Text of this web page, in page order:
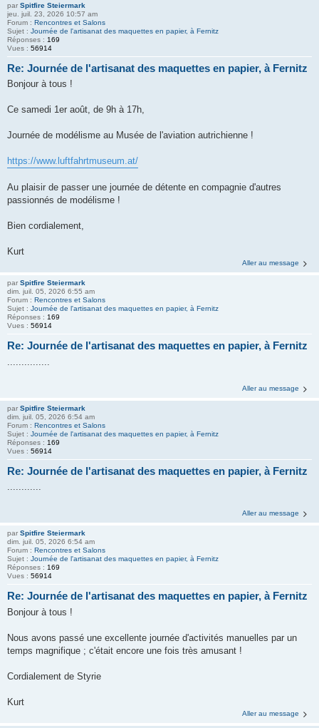
par Spitfire Steiermark
jeu. juil. 23, 2026 10:57 am
Forum : Rencontres et Salons
Sujet : Journée de l'artisanat des maquettes en papier, à Fernitz
Réponses : 169
Vues : 56914
Re: Journée de l'artisanat des maquettes en papier, à Fernitz
Bonjour à tous !
Ce samedi 1er août, de 9h à 17h,
Journée de modélisme au Musée de l'aviation autrichienne !
https://www.luftfahrtmuseum.at/
Au plaisir de passer une journée de détente en compagnie d'autres
passionnés de modélisme !
Bien cordialement,
Kurt
Aller au message
par Spitfire Steiermark
dim. juil. 05, 2026 6:55 am
Forum : Rencontres et Salons
Sujet : Journée de l'artisanat des maquettes en papier, à Fernitz
Réponses : 169
Vues : 56914
Re: Journée de l'artisanat des maquettes en papier, à Fernitz
Aller au message
par Spitfire Steiermark
dim. juil. 05, 2026 6:54 am
Forum : Rencontres et Salons
Sujet : Journée de l'artisanat des maquettes en papier, à Fernitz
Réponses : 169
Vues : 56914
Re: Journée de l'artisanat des maquettes en papier, à Fernitz
............
Aller au message
par Spitfire Steiermark
dim. juil. 05, 2026 6:54 am
Forum : Rencontres et Salons
Sujet : Journée de l'artisanat des maquettes en papier, à Fernitz
Réponses : 169
Vues : 56914
Re: Journée de l'artisanat des maquettes en papier, à Fernitz
Bonjour à tous !
Nous avons passé une excellente journée d'activités manuelles par un
temps magnifique ; c'était encore une fois très amusant !
Cordialement de Styrie
Kurt
Aller au message